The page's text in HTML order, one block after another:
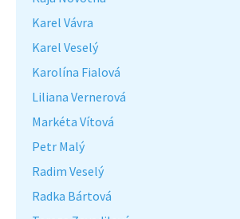
Karel Vávra
Karel Veselý
Karolína Fialová
Liliana Vernerová
Markéta Vítová
Petr Malý
Radim Veselý
Radka Bártová